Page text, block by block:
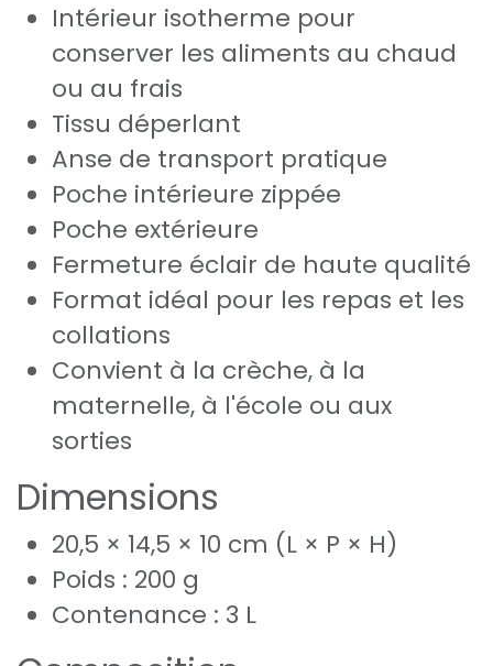
Intérieur isotherme pour
conserver les aliments au chaud
ou au frais
Tissu déperlant
Anse de transport pratique
Poche intérieure zippée
Poche extérieure
Fermeture éclair de haute qualité
Format idéal pour les repas et les
collations
Convient à la crèche, à la
maternelle, à l'école ou aux
sorties
Dimensions
20,5 × 14,5 × 10 cm (L × P × H)
Poids : 200 g
Contenance : 3 L